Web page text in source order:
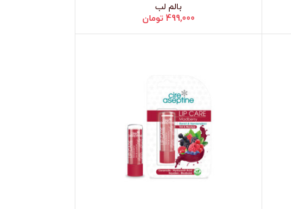
بالم لب
499,000 تومان